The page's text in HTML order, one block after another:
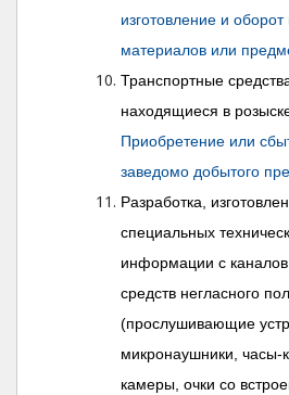
изготовление и
материалов или
Транспортные
находящиеся в
Приобретение или
заведомо добытого
Разработка,
специальных
информации с каналов
средств негласного
(прослушивающие
микронаушники, часы-
камеры, очки со